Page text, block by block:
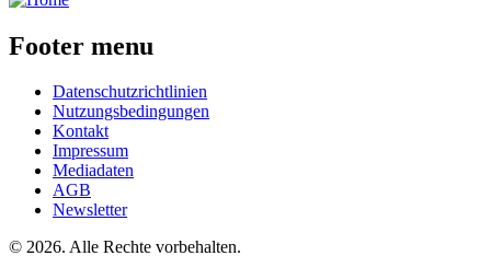
Footer menu
Datenschutzrichtlinien
Nutzungsbedingungen
Kontakt
Impressum
Mediadaten
AGB
Newsletter
© 2026. Alle Rechte vorbehalten.